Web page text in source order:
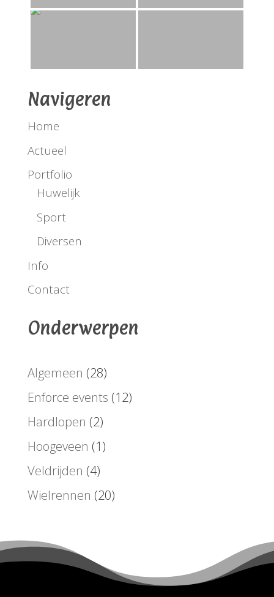
Navigeren
Home
Actueel
Portfolio
Huwelijk
Sport
Diversen
Info
Contact
Onderwerpen
Algemeen (28)
Enforce events (12)
Hardlopen (2)
Hoogeveen (1)
Veldrijden (4)
Wielrennen (20)